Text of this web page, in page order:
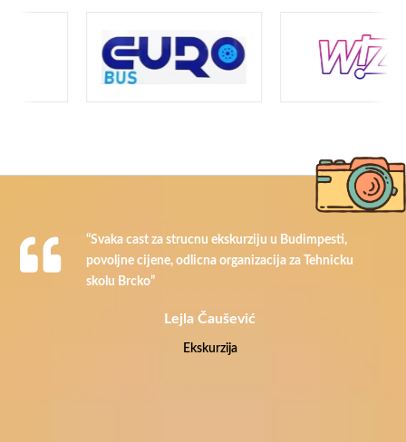
“Svaka cast za strucnu ekskurziju u Budimpesti,
povoljne cijene, odlicna organizacija za Tehnicku
skolu Brcko”
Lejla Čaušević
Ekskurzija